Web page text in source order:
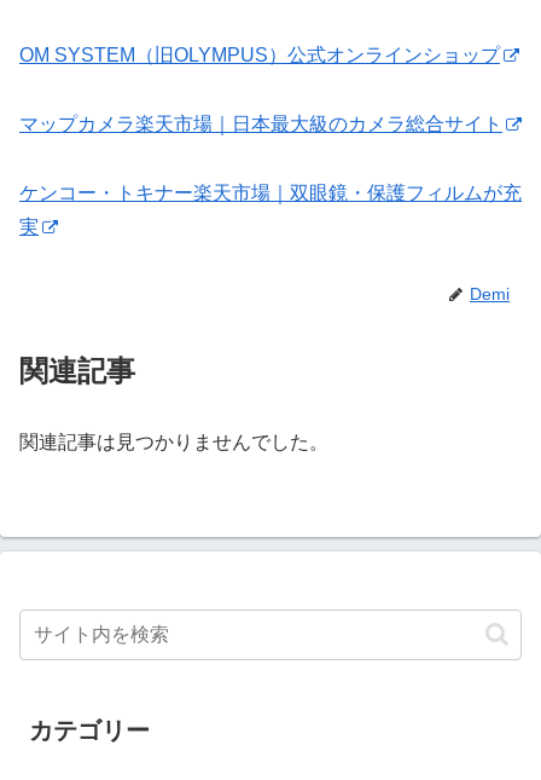
OM SYSTEM（旧OLYMPUS）公式オンラインショップ
マップカメラ楽天市場｜日本最大級のカメラ総合サイト
ケンコー・トキナー楽天市場｜双眼鏡・保護フィルムが充
実
Demi
関連記事
関連記事は見つかりませんでした。
カテゴリー